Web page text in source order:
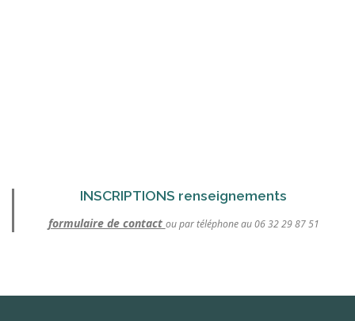
INSCRIPTIONS renseignements
formulaire de contact ou par téléphone au 06 32 29 87 51